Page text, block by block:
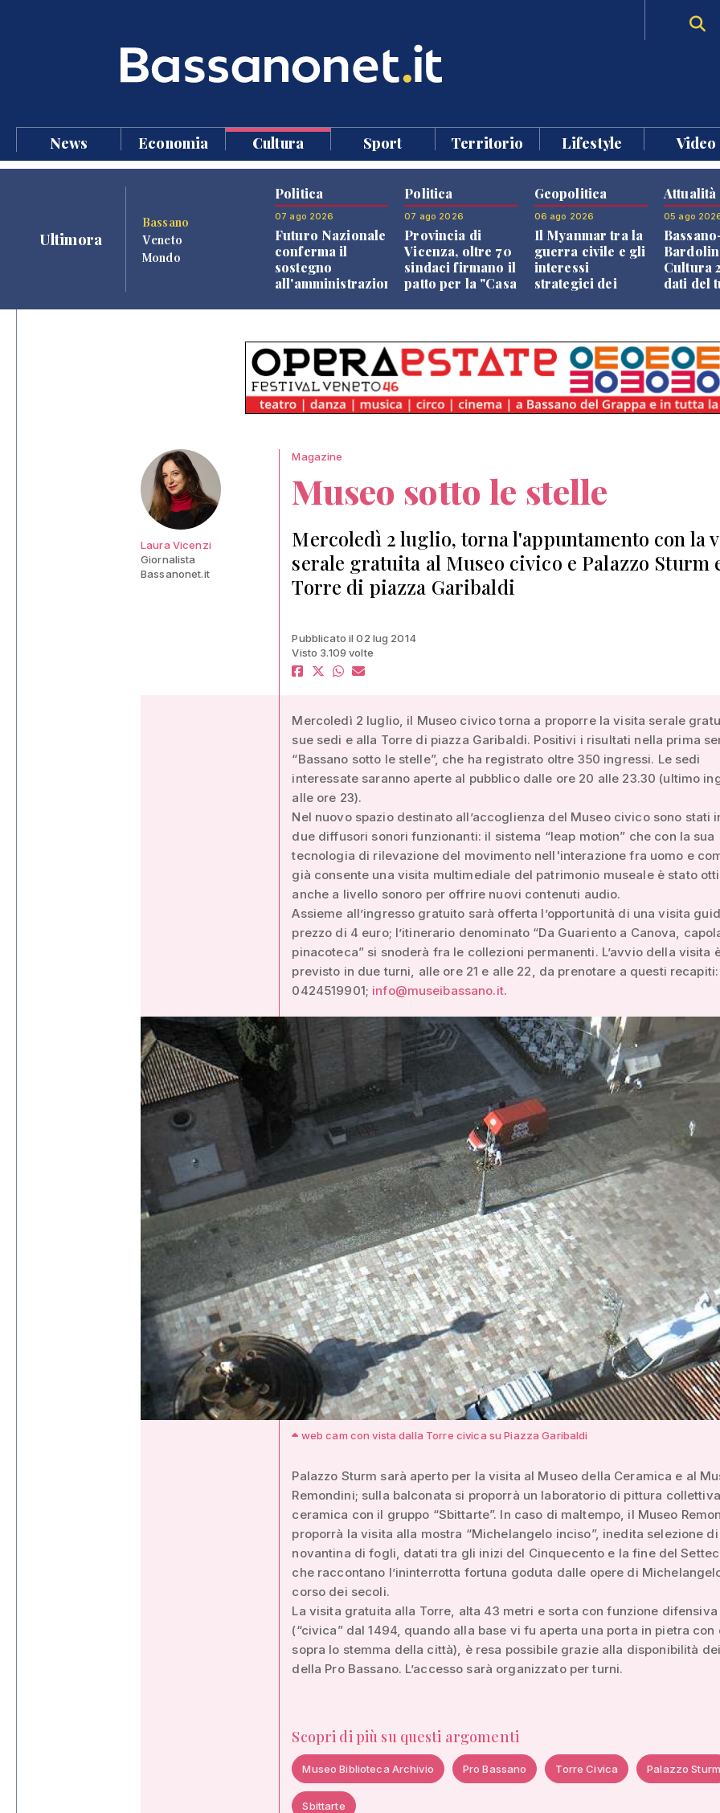
News Economia Cultura Sport Territorio Lifestyle Video
Ultimora
Bassano
Veneto
Mondo
Politica
07 ago 2026
Futuro Nazionale
conferma il
sostegno
all'amministrazione
Politica
07 ago 2026
Provincia di
Vicenza, oltre 70
sindaci firmano il
patto per la "Casa
Geopolitica
06 ago 2026
Il Myanmar tra la
guerra civile e gli
interessi
strategici dei
Attualità
05 ago
Cultura
dati del
Laura Vicenzi
Giornalista
Bassanonet.it
Magazine
Museo sotto le stelle
Mercoledì 2 luglio, torna l'appuntamento con la
serale gratuita al Museo civico e Palazzo Sturm
Torre di piazza Garibaldi
Pubblicato il 02 lug 2014
Visto 3.109 volte
Mercoledì 2 luglio, il Museo civico torna a proporre la visita serale
sue sedi e alla Torre di piazza Garibaldi. Positivi i risultati nella prima
“Bassano sotto le stelle”, che ha registrato oltre 350 ingressi. Le sedi
interessate saranno aperte al pubblico dalle ore 20 alle 23.30 (ultimo
alle ore 23).
Nel nuovo spazio destinato all’accoglienza del Museo civico sono stati
due diffusori sonori funzionanti: il sistema “leap motion” che con la sua
tecnologia di rilevazione del movimento nell'interazione fra uomo e
già consente una visita multimediale del patrimonio museale è stato
anche a livello sonoro per offrire nuovi contenuti audio.
Assieme all’ingresso gratuito sarà offerta l’opportunità di una visita
prezzo di 4 euro; l’itinerario denominato “Da Guariento a Canova,
pinacoteca” si snoderà fra le collezioni permanenti. L’avvio della visita
previsto in due turni, alle ore 21 e alle 22, da prenotare a questi
0424519901; info@museibassano.it.
web cam con vista dalla Torre civica su Piazza Garibaldi
Palazzo Sturm sarà aperto per la visita al Museo della Ceramica e al
Remondini; sulla balconata si proporrà un laboratorio di pittura
ceramica con il gruppo “Sbittarte”. In caso di maltempo, il Museo
proporrà la visita alla mostra “Michelangelo inciso”, inedita selezione
novantina di fogli, datati tra gli inizi del Cinquecento e la fine del
che raccontano l’ininterrotta fortuna goduta dalle opere di
corso dei secoli.
La visita gratuita alla Torre, alta 43 metri e sorta con funzione difensiva
(“civica” dal 1494, quando alla base vi fu aperta una porta in pietra con
sopra lo stemma della città), è resa possibile grazie alla disponibilità
della Pro Bassano. L’accesso sarà organizzato per turni.
Scopri di più su questi argomenti
Museo Biblioteca Archivio Pro Bassano Torre Civica Palazzo Sturm
Sbittarte